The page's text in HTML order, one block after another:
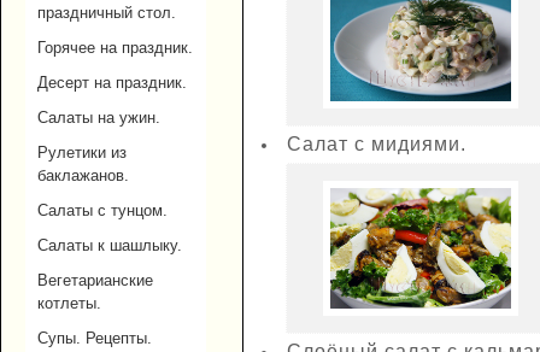
праздничный стол.
Горячее на праздник.
Десерт на праздник.
Салаты на ужин.
Рулетики из
баклажанов.
Салаты с тунцом.
Салаты к шашлыку.
Вегетарианские
котлеты.
Супы. Рецепты.
Салат с мидиями.